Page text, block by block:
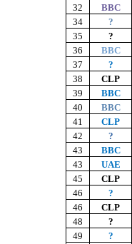
32
BBC
34
?
35
?
36
BBC
37
?
38
CLP
39
BBC
40
BBC
41
CLP
42
?
43
BBC
43
UAE
45
CLP
46
?
46
CLP
48
?
49
?